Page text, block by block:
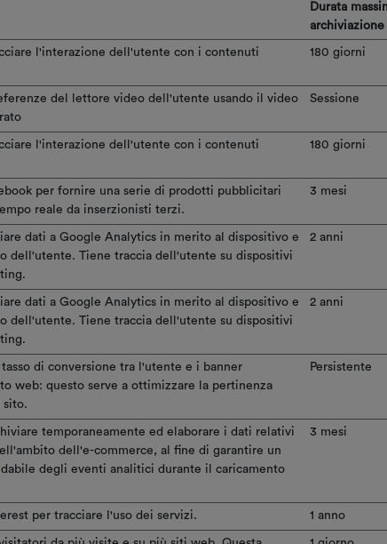
Durata
archiviazione
l'interazione dell'utente con i contenuti
180 giorni
del lettore video dell'utente usando il video
Sessione
l'interazione dell'utente con i contenuti
180 giorni
per fornire una serie di prodotti pubblicitari
reale da inserzionisti terzi.
3 mesi
dati a Google Analytics in merito al dispositivo e
dell'utente. Tiene traccia dell'utente su dispositivi
2 anni
dati a Google Analytics in merito al dispositivo e
dell'utente. Tiene traccia dell'utente su dispositivi
2 anni
di conversione tra l'utente e i banner
web: questo serve a ottimizzare la pertinenza
sito.
Persistente
temporaneamente ed elaborare i dati relativi
dell'e-commerce, al fine di garantire un
degli eventi analitici durante il caricamento
3 mesi
per tracciare l'uso dei servizi. 1 anno